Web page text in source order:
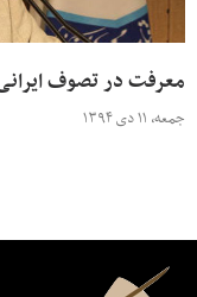
معرفت در تصوف
جمعه، ۱۱ دی ۱۳۹۴